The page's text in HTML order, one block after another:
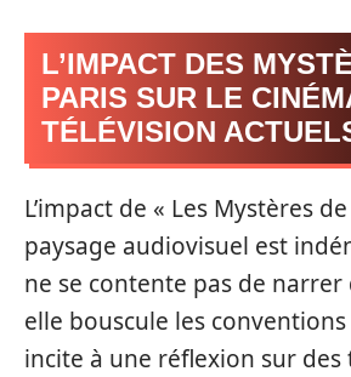
L’IMPACT DES
PARIS SUR LE
TÉLÉVISION
L’impact de « Les Mystères
paysage audiovisuel est
ne se contente pas de narrer
elle bouscule les
incite à une réflexion sur des